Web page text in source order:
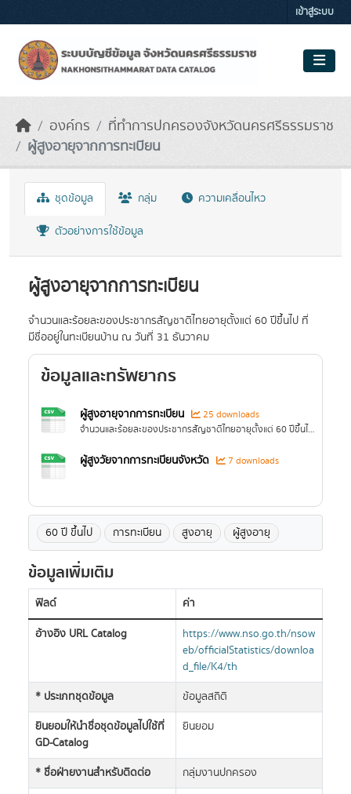
เข้าสู่ระบบ
องค์กร
ที่ทำการปกครองจังหวัดนครศรีธรรมราช
ผู้สูงอายุจากการทะเบียน
ชุดข้อมูล กลุ่ม ความเคลื่อนไหว
ตัวอย่างการใช้ข้อมูล
ผู้สูงอายุจากการทะเบียน
จำนวนและร้อยละของประชากรสัญชาติไทยอายุตั้งแต่ 60 ปีขึ้นไป ที่
มีชื่ออยู่ในทะเบียนบ้าน ณ วันที่ 31 ธันวาคม
ข้อมูลและทรัพยากร
ผู้สูงอายุจากการทะเบียน
25 downloads
จำนวนและร้อยละของประชากรสัญชาติไทยอายุตั้งแต่ 60 ปีขึ้นไป ที่มีชื่ออยู่ในทะเบียนบ้าน ณ วันที่ 31 ธันวาคม
ผู้สูงวัยจากการทะเบียนจังหวัด 7 downloads
60 ปี ขึ้นไป การทะเบียน สูงอายุ ผู้สูงอายุ
ข้อมูลเพิ่มเติม
ฟิลด์
ค่า
อ้างอิง URL Catalog
https://www.nso.go.th/nsow
eb/officialStatistics/downloa
d_file/K4/th
* ประเภทชุดข้อมูล
ข้อมูลสถิติ
ยินยอมให้นำชื่อชุดข้อมูลไปใช้ที่
GD-Catalog
ยินยอม
* ชื่อฝ่ายงานสำหรับติดต่อ
กลุ่มงานปกครอง